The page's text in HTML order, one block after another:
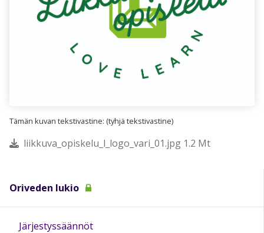
Tämän kuvan tekstivastine: (tyhjä tekstivastine)
liikkuva_opiskelu_l_logo_vari_01.jpg 1.2 Mt
Oriveden lukio
Järjestyssäännöt